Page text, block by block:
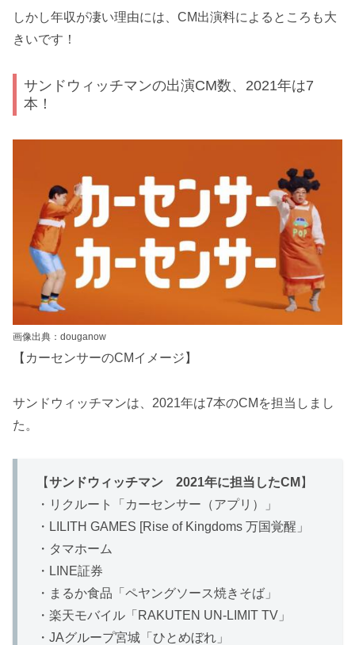
しかし年収が凄い理由には、CM出演料によるところも大
きいです！
サンドウィッチマンの出演CM数、2021年は7
本！
画像出典：douganow
【カーセンサーのCMイメージ】
サンドウィッチマンは、2021年は7本のCMを担当しまし
た。
【サンドウィッチマン 2021年に担当したCM 】
・リクルート「カーセンサー（アプリ）」
・LILITH GAMES [Rise of Kingdoms 万国覚醒」
・タマホーム
・LINE証券
・まるか食品「ペヤングソース焼きそば」
・楽天モバイル「RAKUTEN UN-LIMIT TV」
・JAグループ宮城「ひとめぼれ」